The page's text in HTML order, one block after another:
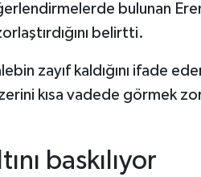
bulunan
belirtti.
zayıf kaldığını ifade
kısa vadede görmek
baskılıyor